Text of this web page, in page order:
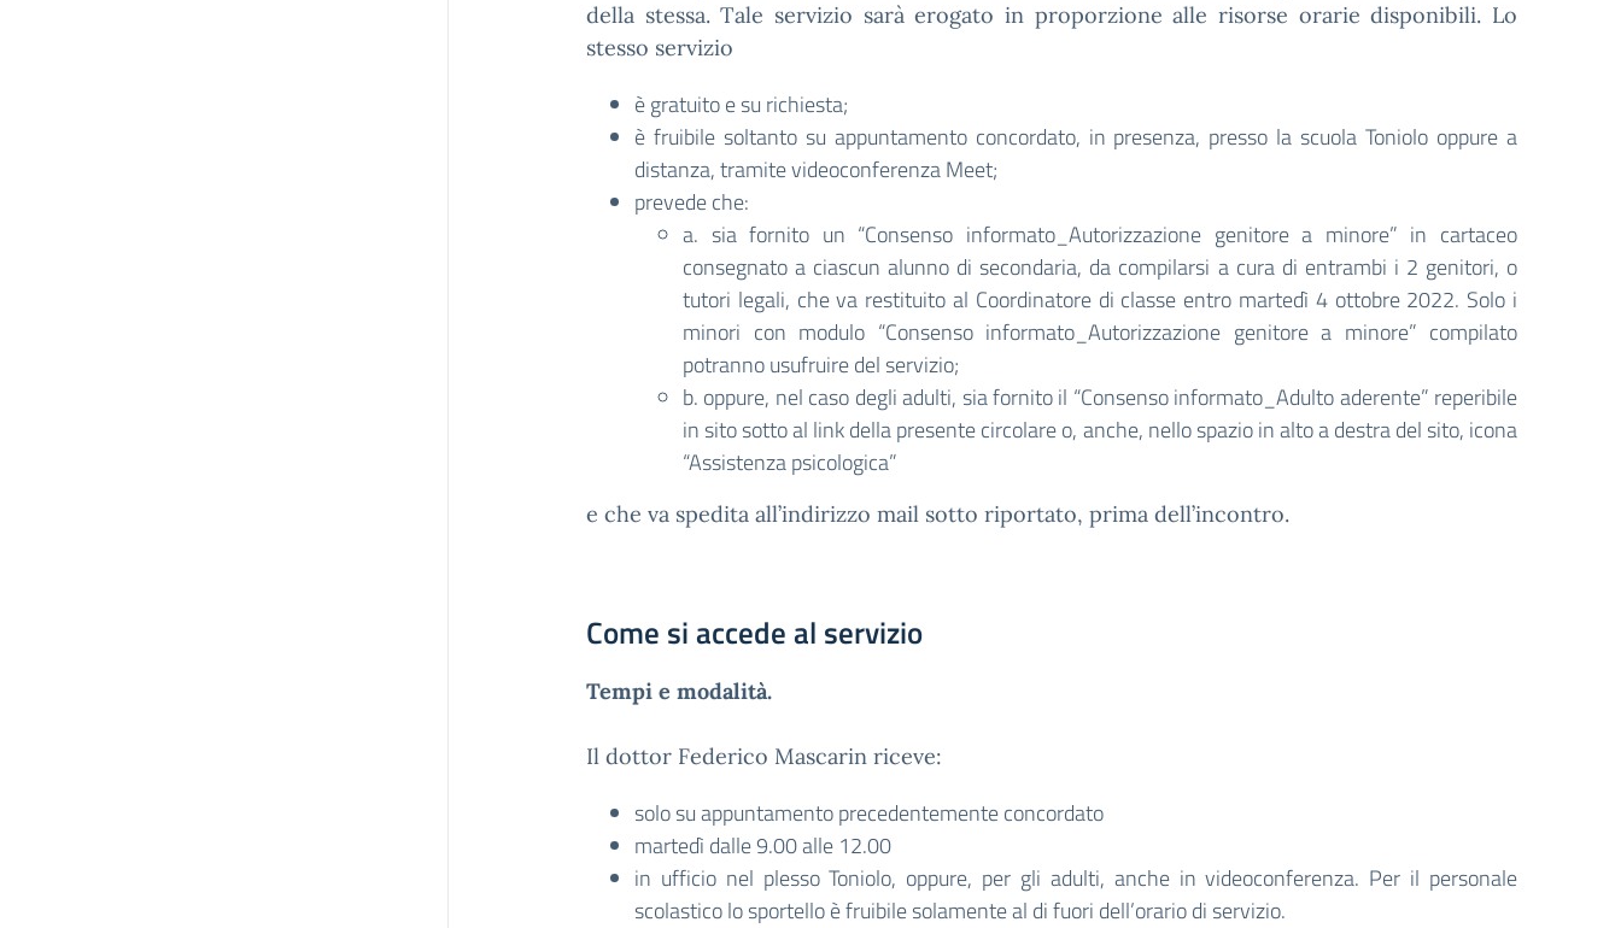
della stessa. Tale servizio sarà erogato in proporzione alle risorse orarie disponibili. Lo
stesso servizio
è gratuito e su richiesta;
è fruibile soltanto su appuntamento concordato, in presenza, presso la scuola Toniolo oppure a
distanza, tramite videoconferenza Meet;
prevede che:
a. sia fornito un “Consenso informato_Autorizzazione genitore a minore” in cartaceo
consegnato a ciascun alunno di secondaria, da compilarsi a cura di entrambi i 2 genitori, o
tutori legali, che va restituito al Coordinatore di classe entro martedì 4 ottobre 2022. Solo i
minori con modulo “Consenso informato_Autorizzazione genitore a minore” compilato
potranno usufruire del servizio;
b. oppure, nel caso degli adulti, sia fornito il “Consenso informato_Adulto aderente” reperibile
in sito sotto al link della presente circolare o, anche, nello spazio in alto a destra del sito, icona
“Assistenza psicologica”
e che va spedita all’indirizzo mail sotto riportato, prima dell’incontro.
Come si accede al servizio
Tempi e modalità.
Il dottor Federico Mascarin riceve:
solo su appuntamento precedentemente concordato
martedì dalle 9.00 alle 12.00
in ufficio nel plesso Toniolo, oppure, per gli adulti, anche in videoconferenza. Per il personale
scolastico lo sportello è fruibile solamente al di fuori dell’orario di servizio.